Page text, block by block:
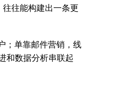
往能构建出一条更
；单靠邮件营销，线
和数据分析串联起